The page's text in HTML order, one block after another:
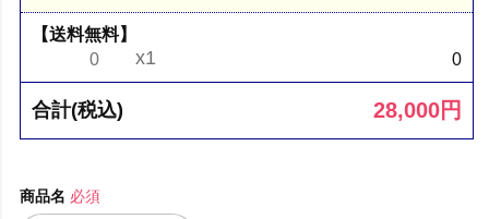
【送料無料】
0
x1 0
合計(税込) 28,000円
商品名 必須